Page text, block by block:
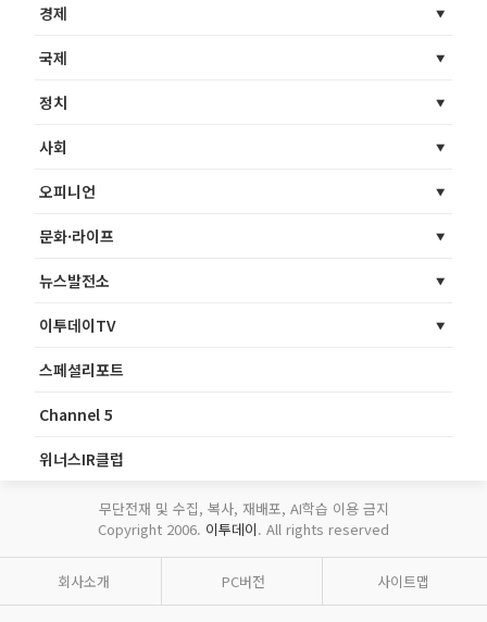
경제
국제
정치
사회
오피니언
문화·라이프
뉴스발전소
이투데이TV
스페셜리포트
Channel 5
위너스IR클럽
무단전재 및 수집, 복사, 재배포, AI학습 이용 금지
Copyright 2006. 이투데이. All rights reserved
회사소개 PC버전 사이트맵